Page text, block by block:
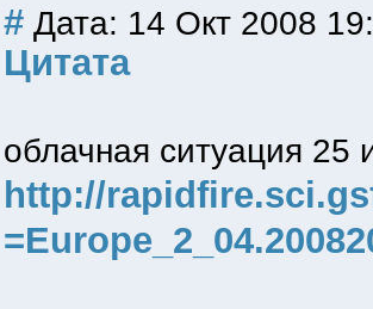
# Дата: 14 Окт 2008
Цитата
облачная ситуация 25
http://